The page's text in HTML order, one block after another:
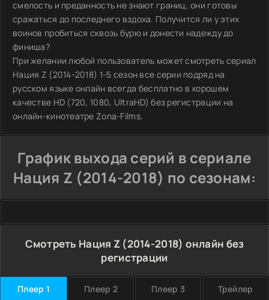
смелость и преданность не знают границ, они готовы
сражаться до последнего вздоха. Получится ли у этих
воинов пробиться сквозь бурю и донести надежду до
финиша?
При желании любой пользователь может смотреть сериал
Нация Z (2014-2018) 1-5 сезон все серии подряд на
русском языке онлайн всегда бесплатно в хорошем
качестве HD (720, 1080, UltraHD) без регистрации на
онлайн-кинотеатре Zona-Films.
График выхода серий в сериале
Нация Z (2014-2018) по сезонам:
Смотреть Нация Z (2014-2018) онлайн без
регистрации
Плеер 1 Плеер 2 Плеер 3 Трейлер